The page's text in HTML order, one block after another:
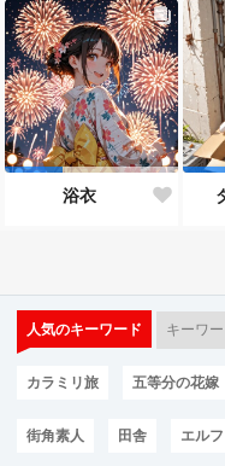
浴衣
人気のキーワード キーワ
カラミリ旅 五等分の花嫁
街角素人 田舎 エルフ